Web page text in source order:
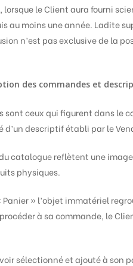
le Client aura fourni
au moins une année. Ladite
n’est pas exclusive de la
des commandes et
sont ceux qui figurent dans le
descriptif établi par le
catalogue reflètent une
physiques.
» l’objet immatériel
à sa commande, le
sélectionné et ajouté à son